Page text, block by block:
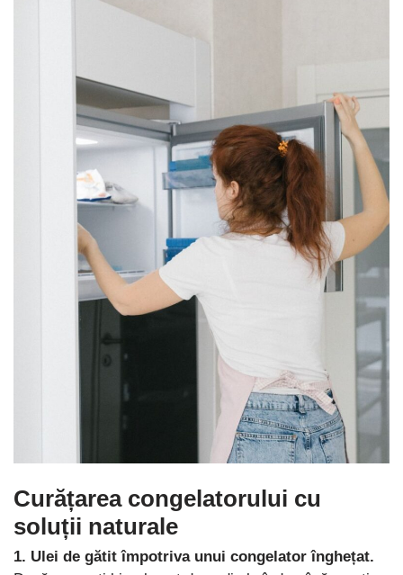
Curățarea congelatorului cu
soluții naturale
1. Ulei de gătit împotriva unui congelator înghețat.